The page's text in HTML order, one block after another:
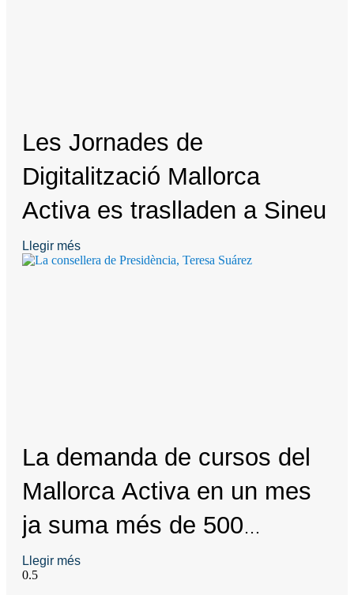
Les Jornades de
Digitalització Mallorca
Activa es traslladen a Sineu
Llegir més
La demanda de cursos del
Mallorca Activa en un mes
ja suma més de 500
inscripcions
Llegir més